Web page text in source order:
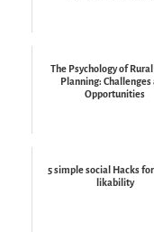
The Psychology of
Planning: Challenges
Opportunities
5 simple social Hacks
likability